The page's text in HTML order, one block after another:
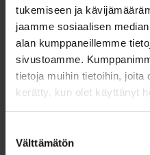
tukemiseen ja
jaamme sosiaalisen
alan kumppaneillemme
sivustoamme.
tietoja muihin tietoihin, joita
kerätty, kun olet käyttänyt
valinta
Välttämätön
käyttää myöhemmin.
Päivitetty 17.4.2026